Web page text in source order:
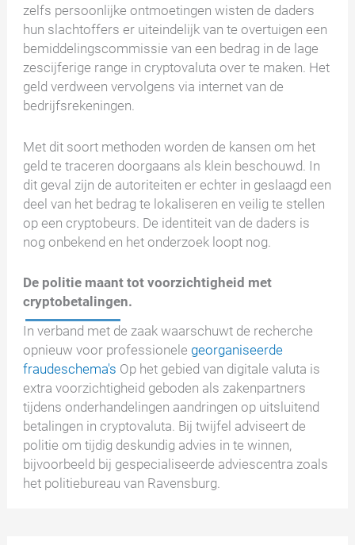
zelfs persoonlijke ontmoetingen wisten de daders
hun slachtoffers er uiteindelijk van te overtuigen een
bemiddelingscommissie van een bedrag in de lage
zescijferige range in cryptovaluta over te maken. Het
geld verdween vervolgens via internet van de
bedrijfsrekeningen.
Met dit soort methoden worden de kansen om het
geld te traceren doorgaans als klein beschouwd. In
dit geval zijn de autoriteiten er echter in geslaagd een
deel van het bedrag te lokaliseren en veilig te stellen
op een cryptobeurs. De identiteit van de daders is
nog onbekend en het onderzoek loopt nog.
De politie maant tot voorzichtigheid met
cryptobetalingen.
In verband met de zaak waarschuwt de recherche
opnieuw voor professionele georganiseerde
fraudeschema's Op het gebied van digitale valuta is
extra voorzichtigheid geboden als zakenpartners
tijdens onderhandelingen aandringen op uitsluitend
betalingen in cryptovaluta. Bij twijfel adviseert de
politie om tijdig deskundig advies in te winnen,
bijvoorbeeld bij gespecialiseerde adviescentra zoals
het politiebureau van Ravensburg.